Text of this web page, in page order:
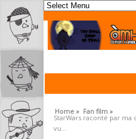
Home » Fan film »
StarWars raconté par ma
vu…